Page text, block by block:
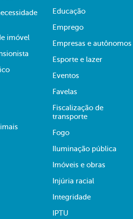
imóvel
Educação
Emprego
Empresas e autônomos
Esporte e lazer
Eventos
Favelas
Fiscalização de
transporte
Fogo
Iluminação pública
Imóveis e obras
Injúria racial
Integridade
IPTU